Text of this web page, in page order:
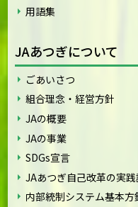
用語集
JAあつぎについて
ごあいさつ
組合理念・経営方針
JAの概要
JAの事業
SDGs宣言
JAあつぎ自己改革の実
内部統制システム基本方